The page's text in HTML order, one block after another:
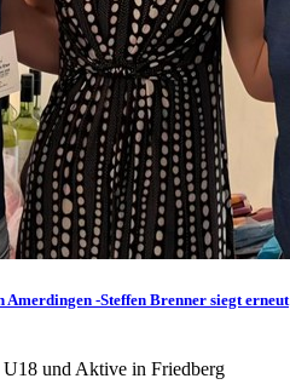
-Steffen Brenner siegt erneut